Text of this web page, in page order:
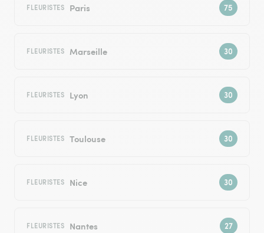
FLEURISTES Paris
FLEURISTES Marseille
FLEURISTES Lyon
FLEURISTES Toulouse
FLEURISTES Nice
FLEURISTES Nantes